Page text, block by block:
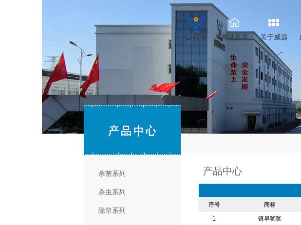
网站首页 关于威远
杀菌系列
杀虫系列
除草系列
产品中心
序号 商标
1 银早咣咣